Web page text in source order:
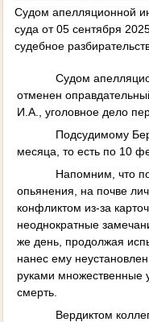
Судом апелляционной
суда от 05 сентября
судебное
Судом
отменен
И.А., уголовное дело
Подсудимому
месяца, то есть по 10
Напомним, что
опьянения, на почве
конфликтом из-за
неоднократные
же день, продолжая
нанес ему
руками множественные
смерть.
Вердиктом